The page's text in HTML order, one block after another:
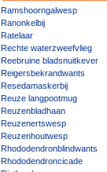
Ramshoorngalwesp
Ranonkelbij
Ratelaar
Rechte waterzweefvlieg
Reebruine bladsnuitkever
Reigersbekrandwants
Resedamaskerbij
Reuze langpootmug
Reuzenbladhaan
Reuzenertswesp
Reuzenhoutwesp
Rhododendronblindwants
Rhododendroncicade